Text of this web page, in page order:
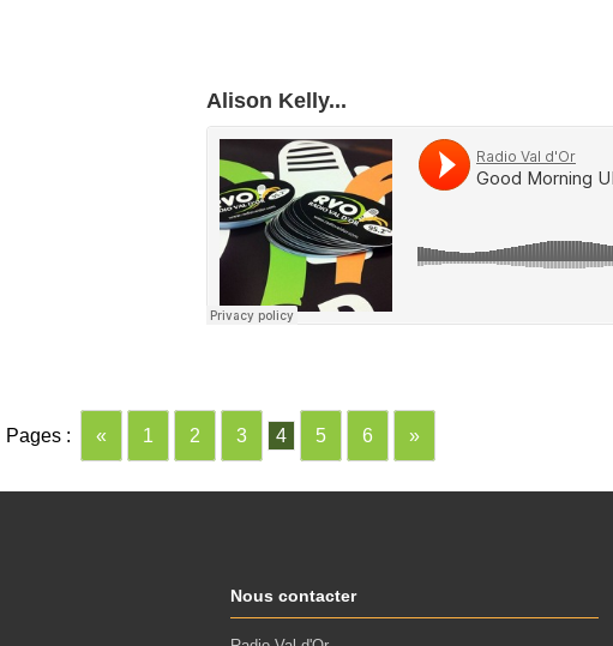
Alison Kelly...
Pages : « 1 2 3 4 5 6 »
Nous contacter